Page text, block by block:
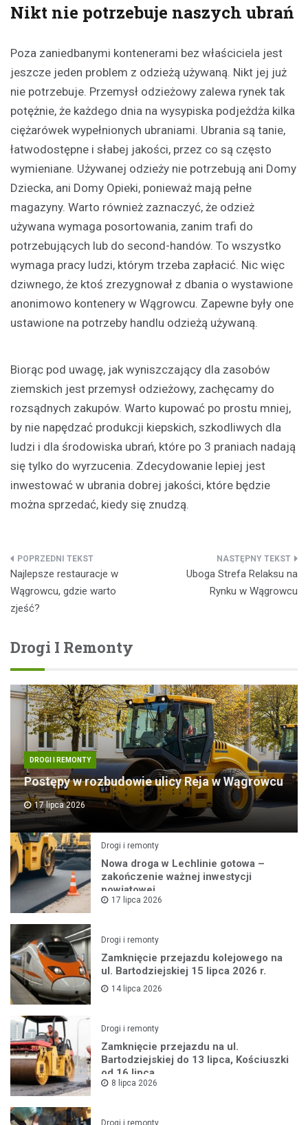
Nikt nie potrzebuje naszych ubrań
Poza zaniedbanymi kontenerami bez właściciela jest
jeszcze jeden problem z odzieżą używaną. Nikt jej już
nie potrzebuje. Przemysł odzieżowy zalewa rynek tak
potężnie, że każdego dnia na wysypiska podjeżdża kilka
ciężarówek wypełnionych ubraniami. Ubrania są tanie,
łatwodostępne i słabej jakości, przez co są często
wymieniane. Używanej odzieży nie potrzebują ani Domy
Dziecka, ani Domy Opieki, ponieważ mają pełne
magazyny. Warto również zaznaczyć, że odzież
używana wymaga posortowania, zanim trafi do
potrzebujących lub do second-handów. To wszystko
wymaga pracy ludzi, którym trzeba zapłacić. Nic więc
dziwnego, że ktoś zrezygnował z dbania o wystawione
anonimowo kontenery w Wągrowcu. Zapewne były one
ustawione na potrzeby handlu odzieżą używaną.
Biorąc pod uwagę, jak wyniszczający dla zasobów
ziemskich jest przemysł odzieżowy, zachęcamy do
rozsądnych zakupów. Warto kupować po prostu mniej,
by nie napędzać produkcji kiepskich, szkodliwych dla
ludzi i dla środowiska ubrań, które po 3 praniach nadają
się tylko do wyrzucenia. Zdecydowanie lepiej jest
inwestować w ubrania dobrej jakości, które będzie
można sprzedać, kiedy się znudzą.
Nawigacja
wpisu
Najlepsze restauracje w
Wągrowcu, gdzie warto
zjeść?
Uboga Strefa Relaksu na
Rynku w Wągrowcu
Drogi I Remonty
DROGI I REMONTY
Postępy w rozbudowie ulicy Reja w Wągrowcu
17 lipca 2026
Drogi i remonty
Nowa droga w Lechlinie gotowa –
zakończenie ważnej inwestycji
powiatowej
17 lipca 2026
Drogi i remonty
Zamknięcie przejazdu kolejowego na
ul. Bartodziejskiej 15 lipca 2026 r.
14 lipca 2026
Drogi i remonty
Zamknięcie przejazdu na ul.
Bartodziejskiej do 13 lipca, Kościuszki
od 16 lipca
8 lipca 2026